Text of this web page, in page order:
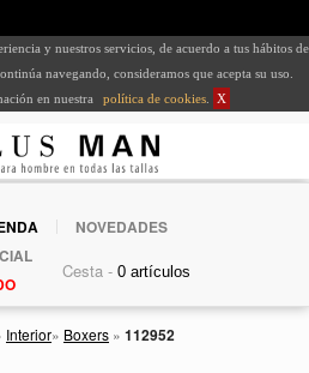
y nuestros servicios, de acuerdo a tus hábitos de
navegando, consideramos que acepta su uso.
en nuestra
política de cookies X
NOVEDADES
Cesta -
Interior» Boxers » 112952